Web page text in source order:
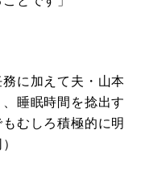
務に加えて夫・山本
睡眠時間を捻出す
むしろ積極的に明